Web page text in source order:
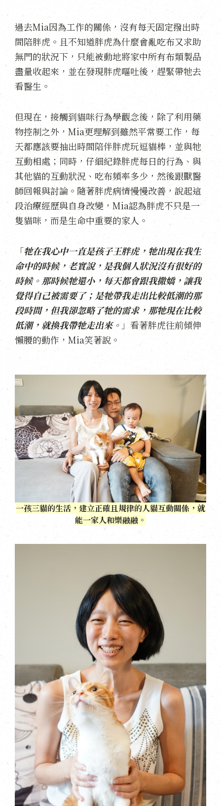
過去Mia因為工作的關係，沒有每天固定撥出時
間陪胖虎。且不知道胖虎為什麼會亂吃布又求助
無門的狀況下，只能被動地將家中所有布類製品
盡量收起來，並在發現胖虎嘔吐後，趕緊帶牠去
看醫生。
但現在，接觸到貓咪行為學觀念後，除了利用藥
物控制之外，Mia更理解到雖然平常要工作，每
天都應該要抽出時間陪伴胖虎玩逗貓棒，並與牠
互動相處；同時，仔細紀錄胖虎每日的行為、與
其他貓的互動狀況、吃布頻率多少，然後跟獸醫
師回報與討論。隨著胖虎病情慢慢改善，說起這
段治療經歷與自身改變，Mia認為胖虎不只是一
隻貓咪，而是生命中重要的家人。
「牠在我心中一直是孩子王胖虎，牠出現在我生
命中的時候，老實說，是我個人狀況沒有很好的
時候。那時候牠還小，每天都會跟我撒嬌，讓我
覺得自己被需要了；是牠帶我走出比較低潮的那
段時間，但我卻忽略了牠的需求，那牠現在比較
低潮，就換我帶牠走出來。 」看著胖虎往前傾伸
懶腰的動作，Mia笑著說。
一孩三貓的生活，建立正確且規律的人貓互動關係，就
能一家人和樂融融。